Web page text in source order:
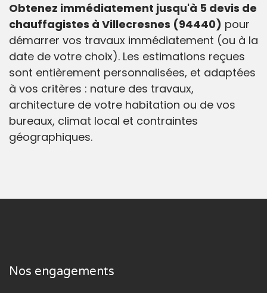
Obtenez immédiatement jusqu'à 5 devis de
chauffagistes à Villecresnes (94440) pour
démarrer vos travaux immédiatement (ou à la
date de votre choix). Les estimations reçues
sont entièrement personnalisées, et adaptées
à vos critères : nature des travaux,
architecture de votre habitation ou de vos
bureaux, climat local et contraintes
géographiques.
Nos engagements